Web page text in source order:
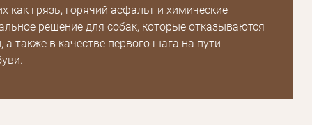
как грязь, горячий асфальт и химические
решение для собак, которые отказываются
а также в качестве первого шага на пути